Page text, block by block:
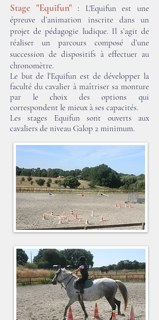
Stage "Equifun":
L'Equifun est une
épreuve d’animation inscrite dans un
projet de pédagogie ludique. Il s’agit de
réaliser un parcours composé d’une
succession de dispositifs à effectuer au
chronomètre.
Le but de l’Equifun est de développer la
faculté du cavalier à maîtriser sa monture
par le choix des options qui
correspondent le mieux à ses capacités.
Les stages Equifun sont ouverts aux
cavaliers de niveau Galop 2 minimum.